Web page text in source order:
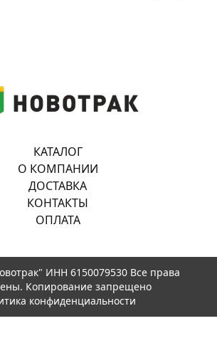
КАТАЛОГ
О КОМПАНИИ
ДОСТАВКА
КОНТАКТЫ
ОПЛАТА
ИНН 6150079530 Все права
Копирование запрещено
конфиденциальности